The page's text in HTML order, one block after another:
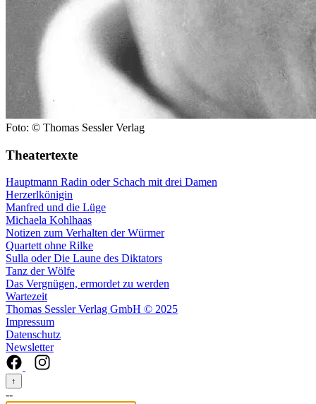
Foto: © Thomas Sessler Verlag
Theatertexte
Hauptmann Radin oder Schach mit drei Damen
Herzerlkönigin
Manfred und die Lüge
Michaela Kohlhaas
Notizen zum Verhalten der Würmer
Quartett ohne Rilke
Sulla oder Die Laune des Diktators
Tanz der Wölfe
Das Vergnügen, ermordet zu werden
Wartezeit
Thomas Sessler Verlag GmbH © 2025
Impressum
Datenschutz
Newsletter
↑
--